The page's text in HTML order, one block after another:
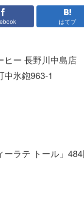
はてブ
ヒー 長野川中島店
中氷鉋963-1
ラテ トール」